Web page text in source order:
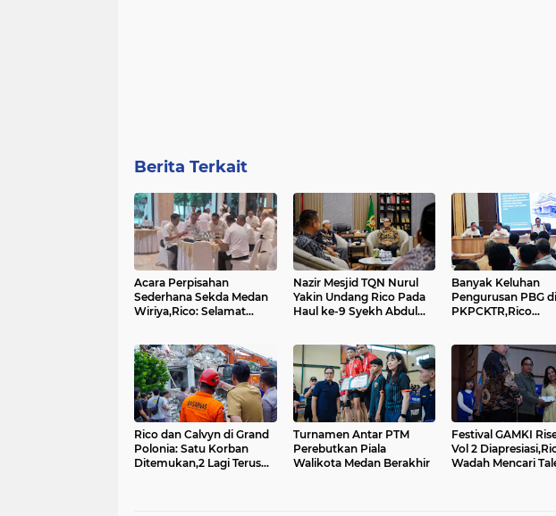
Berita Terkait
Acara Perpisahan
Sederhana Sekda Medan
Wiriya,Rico: Selamat
Nazir Mesjid TQN Nurul
Yakin Undang Rico Pada
Haul ke-9 Syekh Abdul
Banyak Keluhan
Pengurusan PBG
PKPCKTR,Rico
Urusan...
Rico dan Calvyn di Grand
Polonia: Satu Korban
Ditemukan,2 Lagi Terus
Turnamen Antar PTM
Perebutkan Piala
Walikota Medan Berakhir
Festival GAMKI
Vol 2
Wadah Mencari